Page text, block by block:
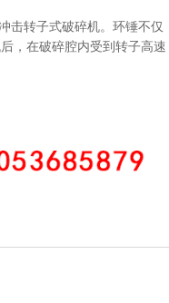
转子式破碎机。环锤不仅
，在破碎腔内受到转子高速